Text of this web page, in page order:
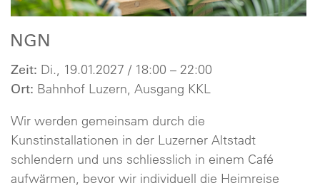
NGN
Zeit: Di., 19.01.2027 / 18:00 – 22:00
Ort: Bahnhof Luzern, Ausgang KKL
Wir werden gemeinsam durch die
Kunstinstallationen in der Luzerner Altstadt
schlendern und uns schliesslich in einem Café
aufwärmen, bevor wir individuell die Heimreise